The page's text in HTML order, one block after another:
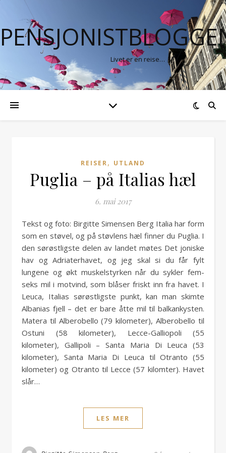
Livet er en reise…
REISER, UTLAND
Puglia – på Italias hæl
6. mai 2017
Tekst og foto: Birgitte Simensen Berg Italia har form
som en støvel, og på støvlens hæl finner du Puglia. I
den sørøstligste delen av landet møtes Det joniske
hav og Adriaterhavet, og jeg skal si du får fylt
lungene og økt muskelstyrken når du sykler fem-
seks mil i motvind, som blåser friskt inn fra havet. I
Leuca, Italias sørøstligste punkt, kan man skimte
Albanias fjell – det er bare åtte mil til balkankysten.
Matera til Alberobello (79 kilometer), Alberobello til
Ostuni (58 kilometer), Lecce-Galliopoli (55
kilometer), Gallipoli – Santa Maria Di Leuca (53
kilometer), Santa Maria Di Leuca til Otranto (55
kilometer) og Otranto til Lecce (57 kilomter). Havet
slår…
LES MER